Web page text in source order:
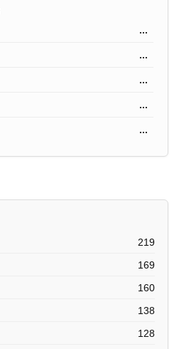
...
...
...
...
...
219
169
160
138
128